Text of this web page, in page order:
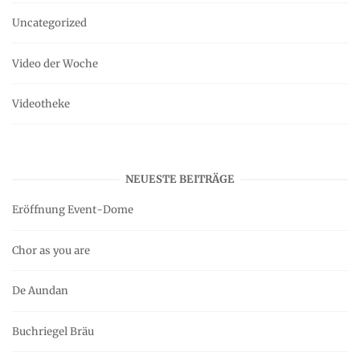
Uncategorized
Video der Woche
Videotheke
NEUESTE BEITRÄGE
Eröffnung Event-Dome
Chor as you are
De Aundan
Buchriegel Bräu